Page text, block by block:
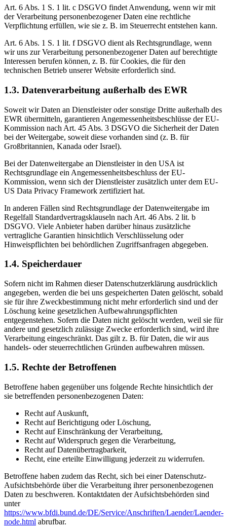
Art. 6 Abs. 1 S. 1 lit. c DSGVO findet Anwendung, wenn wir mit
der Verarbeitung personenbezogener Daten eine rechtliche
Verpflichtung erfüllen, wie sie z. B. im Steuerrecht entstehen kann.
Art. 6 Abs. 1 S. 1 lit. f DSGVO dient als Rechtsgrundlage, wenn
wir uns zur Verarbeitung personenbezogener Daten auf berechtigte
Interessen berufen können, z. B. für Cookies, die für den
technischen Betrieb unserer Website erforderlich sind.
1.3. Datenverarbeitung außerhalb des EWR
Soweit wir Daten an Dienstleister oder sonstige Dritte außerhalb des
EWR übermitteln, garantieren Angemessenheitsbeschlüsse der EU-
Kommission nach Art. 45 Abs. 3 DSGVO die Sicherheit der Daten
bei der Weitergabe, soweit diese vorhanden sind (z. B. für
Großbritannien, Kanada oder Israel).
Bei der Datenweitergabe an Dienstleister in den USA ist
Rechtsgrundlage ein Angemessenheitsbeschluss der EU-
Kommission, wenn sich der Dienstleister zusätzlich unter dem EU-
US Data Privacy Framework zertifiziert hat.
In anderen Fällen sind Rechtsgrundlage der Datenweitergabe im
Regelfall Standardvertragsklauseln nach Art. 46 Abs. 2 lit. b
DSGVO. Viele Anbieter haben darüber hinaus zusätzliche
vertragliche Garantien hinsichtlich Verschlüsselung oder
Hinweispflichten bei behördlichen Zugriffsanfragen abgegeben.
1.4. Speicherdauer
Sofern nicht im Rahmen dieser Datenschutzerklärung ausdrücklich
angegeben, werden die bei uns gespeicherten Daten gelöscht, sobald
sie für ihre Zweckbestimmung nicht mehr erforderlich sind und der
Löschung keine gesetzlichen Aufbewahrungspflichten
entgegenstehen. Sofern die Daten nicht gelöscht werden, weil sie für
andere und gesetzlich zulässige Zwecke erforderlich sind, wird ihre
Verarbeitung eingeschränkt. Das gilt z. B. für Daten, die wir aus
handels- oder steuerrechtlichen Gründen aufbewahren müssen.
1.5. Rechte der Betroffenen
Betroffene haben gegenüber uns folgende Rechte hinsichtlich der
sie betreffenden personenbezogenen Daten:
Recht auf Auskunft,
Recht auf Berichtigung oder Löschung,
Recht auf Einschränkung der Verarbeitung,
Recht auf Widerspruch gegen die Verarbeitung,
Recht auf Datenübertragbarkeit,
Recht, eine erteilte Einwilligung jederzeit zu widerrufen.
Betroffene haben zudem das Recht, sich bei einer Datenschutz-
Aufsichtsbehörde über die Verarbeitung ihrer personenbezogenen
Daten zu beschweren. Kontaktdaten der Aufsichtsbehörden sind
unter
https://www.bfdi.bund.de/DE/Service/Anschriften/Laender/Laender-
node.html abrufbar.